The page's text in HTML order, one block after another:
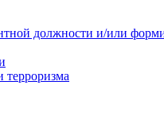
должности и/или
терроризма